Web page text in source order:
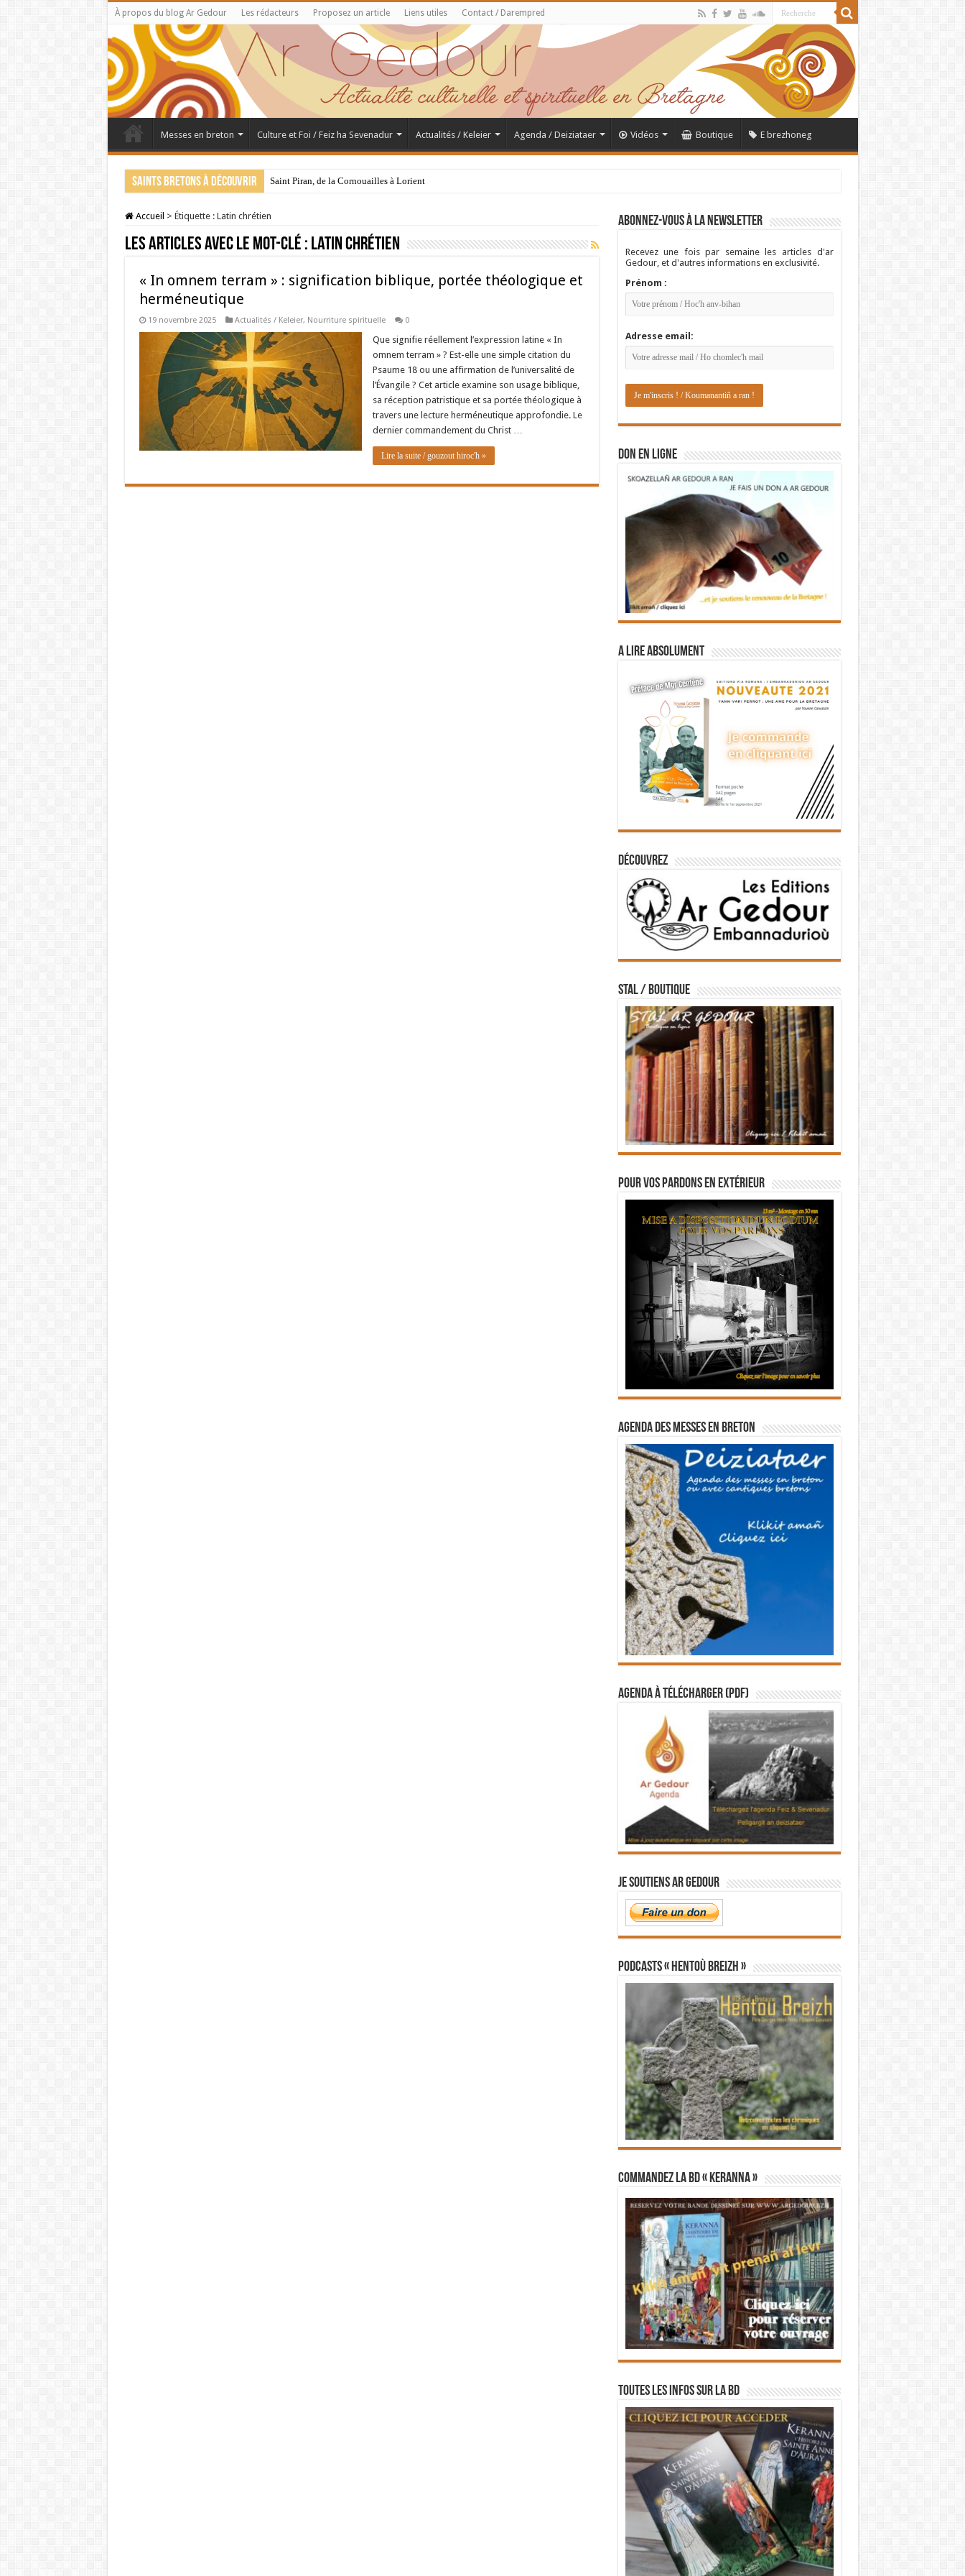
À propos du blog Ar Gedour Les rédacteurs Proposez un article Liens utiles Contact / Darempred
Messes en breton Culture et Foi / Feiz ha Sevenadur Actualités / Keleier Agenda / Deiziataer Vidéos Boutique E brezhoneg
Saints bretons à découvrir Saint Piran, de la Cornouailles à Lorient
28 juillet : Saint Samson de Dol, père de la Bretagne chrétienne
Accueil > Étiquette : Latin chrétien
Les articles avec le mot-clé : Latin chrétien
« In omnem terram » : signification biblique, portée théologique et
herméneutique
19 novembre 2025 Actualités / Keleier, Nourriture spirituelle 0
Que signifie réellement l’expression latine « In
omnem terram » ? Est-elle une simple citation du
Psaume 18 ou une affirmation de l’universalité de
l’Évangile ? Cet article examine son usage biblique,
sa réception patristique et sa portée théologique à
travers une lecture herméneutique approfondie. Le
dernier commandement du Christ …
Lire la suite / gouzout hiroc'h »
Abonnez-vous à la newsletter
Recevez une fois par semaine les articles d'ar
Gedour, et d'autres informations en exclusivité.
Prénom :
Adresse email:
DON EN LIGNE
A lire absolument
Découvrez
STAL / BOUTIQUE
Pour vos pardons en extérieur
Agenda des messes en breton
Agenda à télécharger (PDF)
Je soutiens Ar Gedour
PODCASTS « Hentoù Breizh »
Commandez la BD « Keranna »
Toutes les infos sur la BD